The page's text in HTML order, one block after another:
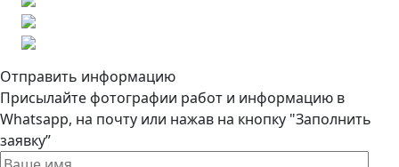
Отправить информацию
Присылайте фотографии работ и информацию в
Whatsapp, на почту или нажав на кнопку "Заполнить
заявку”